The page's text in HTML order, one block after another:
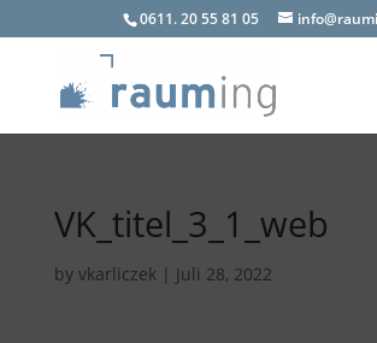
0611. 20 55 81 05
VK_titel_3_1_web
by vkarliczek| Juli 28, 2022